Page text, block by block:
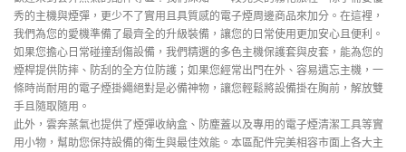
秀的主機與煙彈，更少不了實用且具質感的電子煙周邊商品來加分。在這裡，
我們為您的愛機準備了最齊全的升級裝備，讓您的日常使用更加安心且便利。
如果您擔心日常碰撞刮傷設備，我們精選的多色主機保護套與皮套，能為您的
煙桿提供防摔、防刮的全方位防護；如果您經常出門在外、容易遺忘主機，一
條時尚耐用的電子煙掛繩絕對是必備神物，讓您輕鬆將設備掛在胸前，解放雙
手且隨取隨用。
此外，雲奔蒸氣也提供了煙彈收納盒、防塵蓋以及專用的電子煙清潔工具等實
用小物，幫助您保持設備的衛生與最佳效能。本區配件完美相容市面上各大主